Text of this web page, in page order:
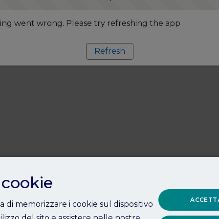
went wrong. Please try refreshing the app
Refresh
memorizzare i cookie sul dispositivo